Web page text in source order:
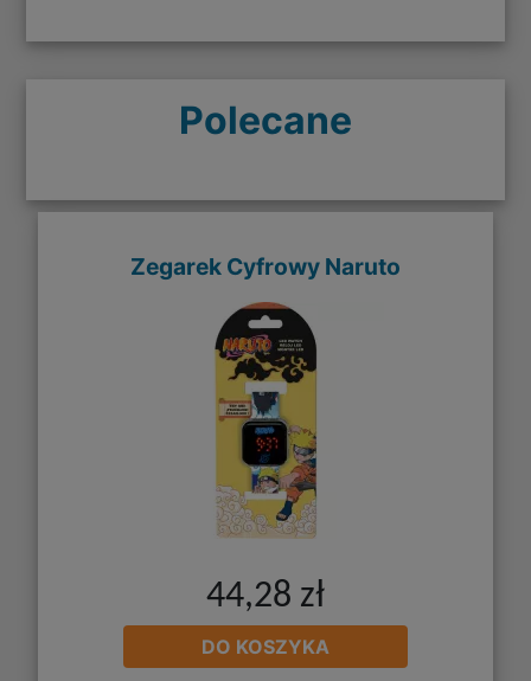
Polecane
Zegarek Cyfrowy Naruto
44,28 zł
DO KOSZYKA